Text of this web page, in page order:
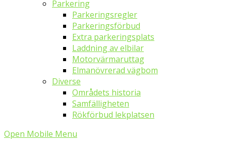
Parkering
Parkeringsregler
Parkeringsförbud
Extra parkeringsplats
Laddning av elbilar
Motorvärmaruttag
Elmanövrerad vägbom
Diverse
Områdets historia
Samfälligheten
Rökförbud lekplatsen
Open Mobile Menu